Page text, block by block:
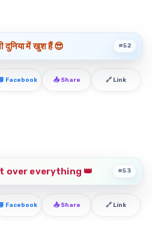
दुनिया में खुश हैं 😎 #52
Facebook 📤 Share 🔗 Link
over everything 👑 #53
Facebook 📤 Share 🔗 Link